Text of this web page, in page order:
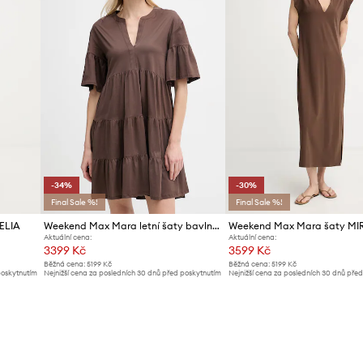
-34%
Final Sale %!
Weekend Max Mara letní šaty bavlněné SAGGINA
Aktuální cena:
3399 Kč
Běžná cena: 5199 Kč
Nejnižší cena za posledních 30 dnů před poskytnutím
-30%
Final Sale %!
Weekend Max Mara šaty
Aktuální cena:
3599 Kč
Běžná cena: 5199 Kč
Nejnižší cena za posledních 30 dnů